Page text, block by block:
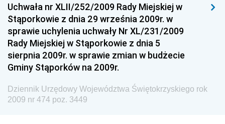
Dziennik Urzędowy Ministra Sportu
Dziennik Urzędowy Ministra Funduszy i Polityki
Regionalnej
Dziennik Urzędowy Ministra Aktywów Państwowych
Dziennik Urzędowy Ministra Zdrowia
Dziennik Urzędowy Ministra Środowiska i Głównego
Inspektora Ochrony Środowiska
Uchwała nr XLII/252/2009 Rady Miejskiej w
Stąporkowie z dnia 29 września 2009r. w
sprawie uchylenia uchwały Nr XL/231/2009
Rady Miejskiej w Stąporkowie z dnia 5
sierpnia 2009r. w sprawie zmian w budżecie
Gminy Stąporków na 2009r.
Dziennik Urzędowy Województwa Świętokrzyskiego rok
2009 nr 474 poz. 3449